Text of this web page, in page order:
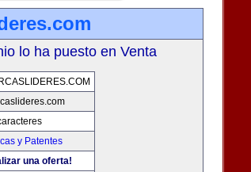
lo ha puesto en Venta
y Patentes
una oferta!